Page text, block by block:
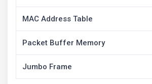
MAC Address Table
Packet Buffer Memory
Jumbo Frame